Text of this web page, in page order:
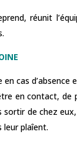
réunit
cas d’absence
en contact, de
de chez
leur plaîent.